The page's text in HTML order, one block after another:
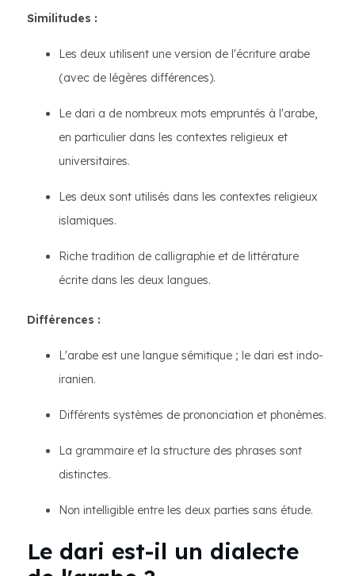
Similitudes :
Les deux utilisent une version de l'écriture arabe
(avec de légères différences).
Le dari a de nombreux mots empruntés à l'arabe,
en particulier dans les contextes religieux et
universitaires.
Les deux sont utilisés dans les contextes religieux
islamiques.
Riche tradition de calligraphie et de littérature
écrite dans les deux langues.
Différences :
L'arabe est une langue sémitique ; le dari est indo-
iranien.
Différents systèmes de prononciation et phonèmes.
La grammaire et la structure des phrases sont
distinctes.
Non intelligible entre les deux parties sans étude.
Le dari est-il un dialecte